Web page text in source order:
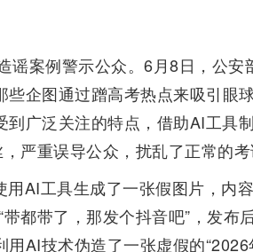
谣案例警示公众。6月8日，公安
企图通过蹭高考热点来吸引眼
广泛关注的特点，借助AI工具
严重误导公众，扰乱了正常的考
AI工具生成了一张假图片，内
都带了，那发个抖音吧”，发布
AI技术伪造了一张虚假的